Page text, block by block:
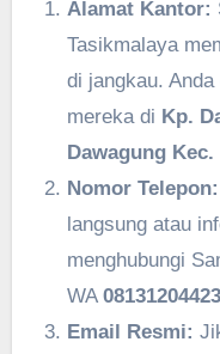
Alamat Kantor:
Tasikmalaya
di jangkau.
mereka di Kp.
Dawagung
Nomor Telepon:
langsung atau
menghubungi
WA
Email Resmi: